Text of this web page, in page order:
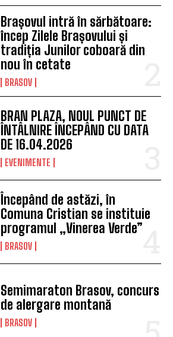
Brașovul intră în sărbătoare:
încep Zilele Brașovului și
tradiția Junilor coboară din
nou în cetate
BRASOV
BRAN PLAZA, NOUL PUNCT DE
ÎNTÂLNIRE ÎNCEPÂND CU DATA
DE 16.04.2026
EVENIMENTE
Începând de astăzi, în
Comuna Cristian se instituie
programul „Vinerea Verde”
BRASOV
Semimaraton Brasov, concurs
de alergare montană
BRASOV